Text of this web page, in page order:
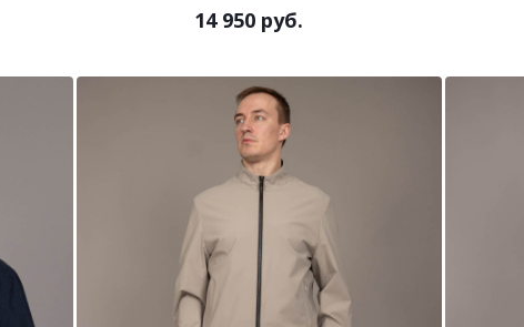
14 950 руб.